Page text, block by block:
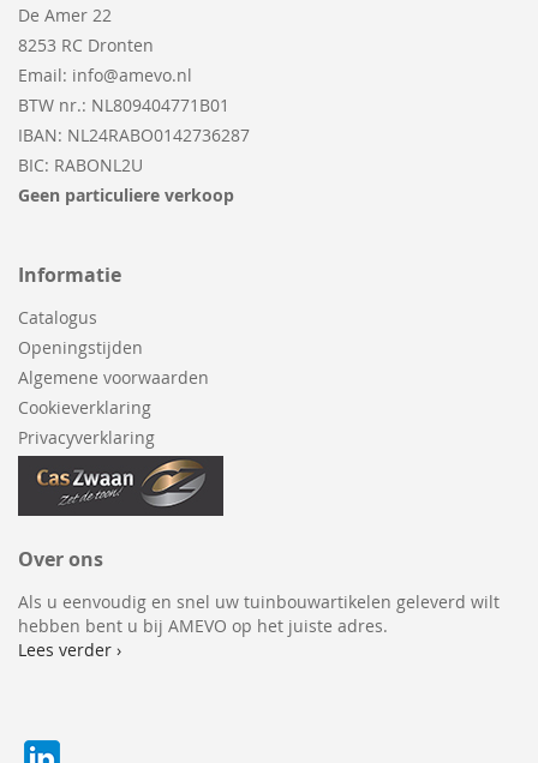
De Amer 22
8253 RC Dronten
Email: info@amevo.nl
BTW nr.: NL809404771B01
IBAN: NL24RABO0142736287
BIC: RABONL2U
Geen particuliere verkoop
Informatie
Catalogus
Openingstijden
Algemene voorwaarden
Cookieverklaring
Privacyverklaring
Over ons
Als u eenvoudig en snel uw tuinbouwartikelen geleverd wilt
hebben bent u bij AMEVO op het juiste adres.
Lees verder ›